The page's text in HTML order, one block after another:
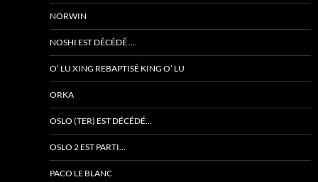
NORWIN
NOSHI EST DÉCÉDÉ ….
O’ LU XING REBAPTISÉ KING O’ LU
ORKA
OSLO (TER) EST DÉCÉDÉ…
OSLO 2 EST PARTI…
PACO LE BLANC